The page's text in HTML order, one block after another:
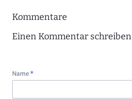
Kommentare
Einen Kommentar schreiben
Pflichtfeld
Name *